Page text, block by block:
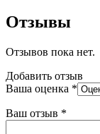
Отзывы
Отзывов пока нет.
Добавить отзыв
Ваша оценка *
Ваш отзыв *